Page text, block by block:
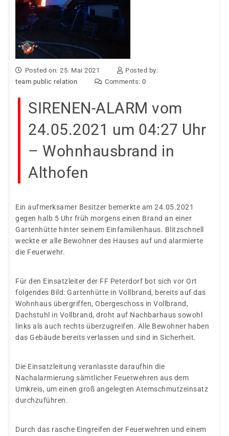
Posted on: 25. Mai 2021
Posted by:
team public relation
Comments: 0
SIRENEN-ALARM vom
24.05.2021 um 04:27 Uhr
– Wohnhausbrand in
Althofen
Ein aufmerksamer Besitzer bemerkte am 24.05.2021
gegen halb 5 Uhr früh morgens einen Brand an einer
Gartenhütte hinter seinem Einfamilienhaus. Blitzschnell
weckte er alle Bewohner des Hauses auf und alarmierte
die Feuerwehr.
Für den Einsatzleiter der FF Peterdorf bot sich vor Ort
folgendes Bild: Gartenhütte in Vollbrand, bereits auf das
Wohnhaus übergriffen, Obergeschoss in Vollbrand,
Dachstuhl in Vollbrand, droht auf Nachbarhaus sowohl
links als auch rechts überzugreifen. Alle Bewohner haben
das Gebäude bereits verlassen und sind in Sicherheit.
Die Einsatzleitung veranlasste daraufhin die
Nachalarmierung sämtlicher Feuerwehren aus dem
Umkreis, um einen groß angelegten Atemschmutzeinsatz
durchzuführen.
Durch das rasche Eingreifen der Feuerwehren und einem